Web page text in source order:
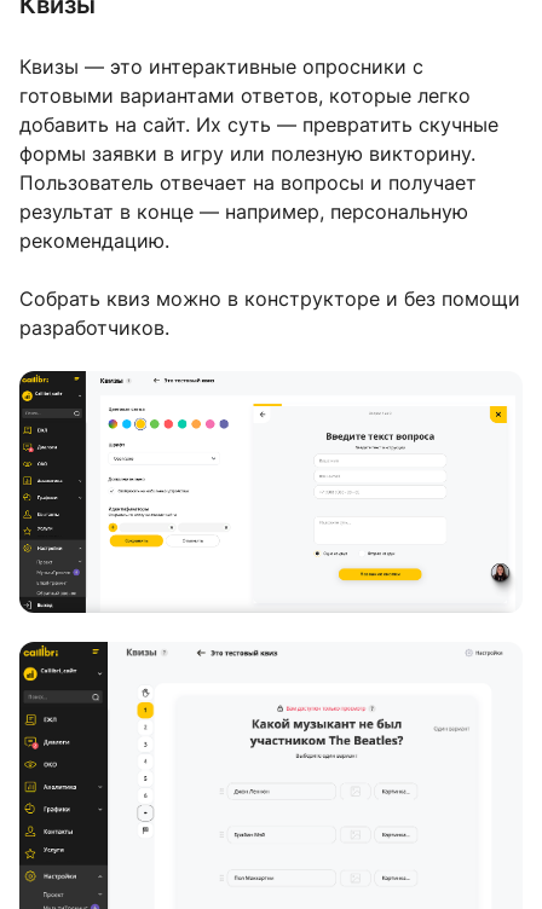
Квизы — это интерактивные опросники с
готовыми вариантами ответов, которые легко
добавить на сайт. Их суть — превратить скучные
формы заявки в игру или полезную викторину.
Пользователь отвечает на вопросы и получает
результат в конце — например, персональную
рекомендацию.
Собрать квиз можно в конструкторе и без помощи
разработчиков.